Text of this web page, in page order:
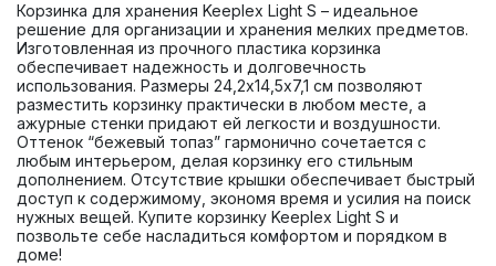
Корзинка для хранения Keeplex Light S – идеальное
решение для организации и хранения мелких предметов.
Изготовленная из прочного пластика корзинка
обеспечивает надежность и долговечность
использования. Размеры 24,2х14,5х7,1 см позволяют
разместить корзинку практически в любом месте, а
ажурные стенки придают ей легкости и воздушности.
Оттенок “бежевый топаз” гармонично сочетается с
любым интерьером, делая корзинку его стильным
дополнением. Отсутствие крышки обеспечивает быстрый
доступ к содержимому, экономя время и усилия на поиск
нужных вещей. Купите корзинку Keeplex Light S и
позвольте себе насладиться комфортом и порядком в
доме!